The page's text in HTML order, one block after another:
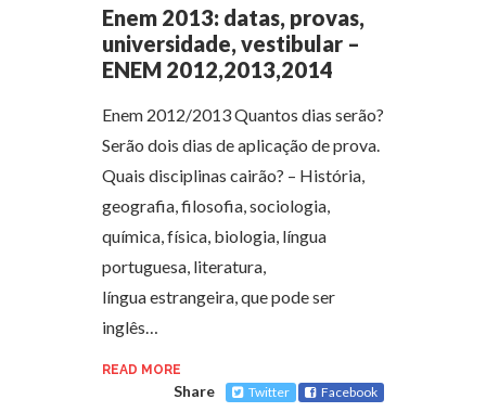
Enem 2013: datas, provas,
universidade, vestibular –
ENEM 2012,2013,2014
Enem 2012/2013 Quantos dias serão?
Serão dois dias de aplicação de prova.
Quais disciplinas cairão? – História,
geografia, filosofia, sociologia,
química, física, biologia, língua
portuguesa, literatura,
língua estrangeira, que pode ser
inglês…
READ MORE
Share Twitter Facebook